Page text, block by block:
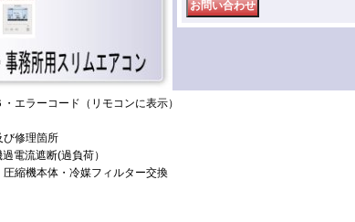
エラーコード（リモコンに表示）
び修理箇所
電流遮断(過負荷）
圧縮機本体・冷媒フィルター交換